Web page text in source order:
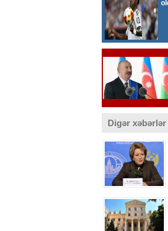
Digər xəbərlər